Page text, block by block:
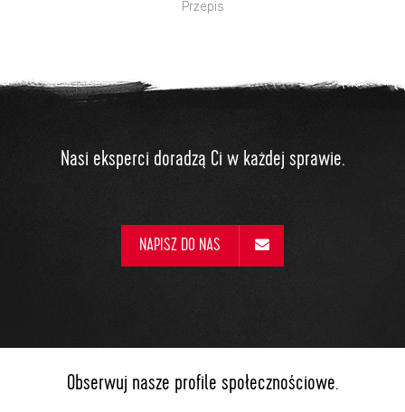
Przepis
Nasi eksperci doradzą Ci w każdej sprawie.
NAPISZ DO NAS
Obserwuj nasze profile społecznościowe.